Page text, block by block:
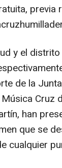
previa
y el
de la
Cruz
han
que se
cualquier